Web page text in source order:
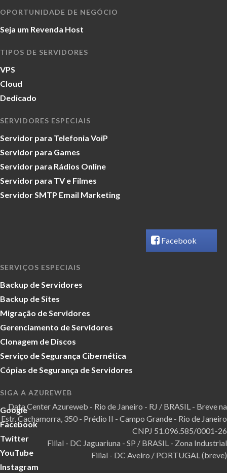
OPORTUNIDADE DE NEGÓCIO
Seja um Revenda Host
TIPOS DE SERVIDORES
VPS
Cloud
Dedicado
SERVIDORES ESPECIAIS
Servidor para Telefonia VoiP
Servidor para Games
Servidor para Rádios Online
Servidor para TV e Filmes
Servidor SMTP Email Marketing
Facebook
SERVIÇOS ESPECIAIS
Backup de Servidores
Backup de Sites
Migração de Servidores
Gerenciamento de Servidores
Clonagem de Discos
Serviço de Segurança Cibernética
Cópias de Segurança de Servidores
SIGA A AZUREWEB
Google
Facebook
Twitter
YouTube
Instagram
Data Center Azureweb - Rio de Janeiro - RJ / BRASIL - Breve na
Estr. Cachamorra, 350 - Prédio II - Campo Grande - Rio de Janeiro
CNPJ 51.096.585/0001-26
Filial - DC Jaguariuna - SP / BRASIL - Zona Industrial
Filial - DC Aveiro / PORTUGAL (breve)